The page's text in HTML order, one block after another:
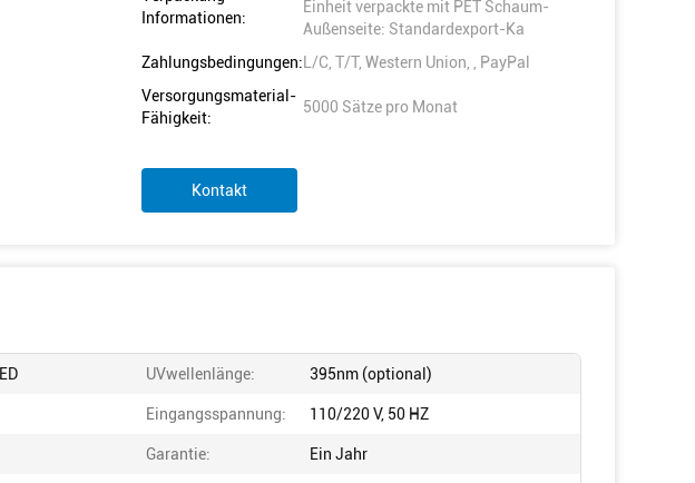
Informationen:
Einheit verpackte mit PET Schaum-
Außenseite: Standardexport-Ka
Zahlungsbedingungen: L/C, T/T, Western Union, , PayPal
Versorgungsmaterial-
Fähigkeit:
5000 Sätze pro Monat
Kontakt
UVwellenlänge: 395nm (optional)
Eingangsspannung: 110/220 V, 50 HZ
Garantie: Ein Jahr